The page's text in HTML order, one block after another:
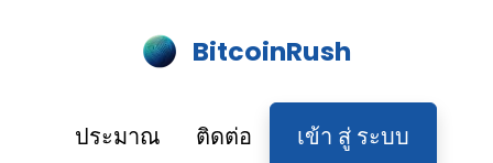
BitcoinRush
ประมาณ ติดต่อ เข้า สู่ ระบบ